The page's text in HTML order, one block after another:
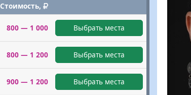
Стоимость,
800 — 1 000 Выбрать места
800 — 1 200 Выбрать места
900 — 1 200 Выбрать места